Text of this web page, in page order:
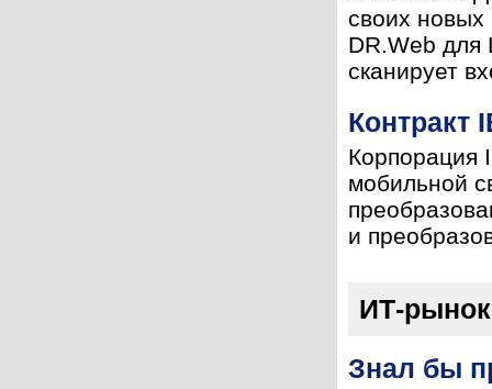
своих новых
DR.Web для
сканирует
Контракт
Корпорация
мобильной
и
ИТ-рынок
Знал бы